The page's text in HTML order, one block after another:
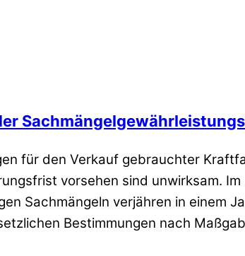
für den Verkauf gebrauchter
vorsehen sind unwirksam.
Sachmängeln verjähren in einem
Bestimmungen nach